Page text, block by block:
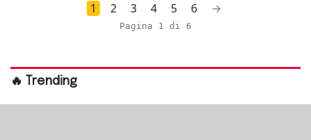
1 2 3 4 5 6 →
Pagina 1 di 6
🔥 Trending